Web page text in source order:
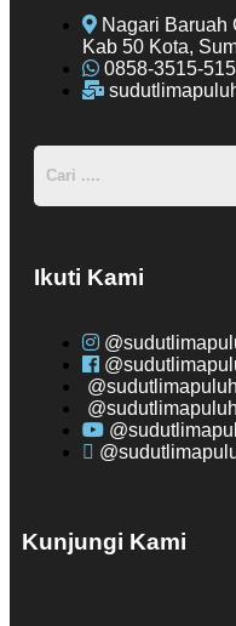
Nagari Baruah
Kab 50 Kota,
0858-3515-
Ikuti Kami
Kunjungi Kami